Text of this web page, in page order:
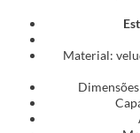
Material: